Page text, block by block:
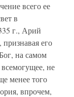
всего ее
в
г., Арий
его
на самом
не
менее того
впрочем,